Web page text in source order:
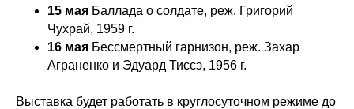
15 мая Баллада о солдате, реж. Григорий
Чухрай, 1959 г.
16 мая Бессмертный гарнизон, реж. Захар
Аграненко и Эдуард Тиссэ, 1956 г.
Выставка будет работать в круглосуточном режиме до